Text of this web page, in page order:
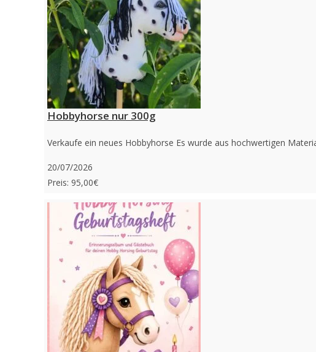
Hobbyhorse nur 300g
Verkaufe ein neues Hobbyhorse Es wurde aus hochwertigen
20/07/2026
Preis: 95,00€